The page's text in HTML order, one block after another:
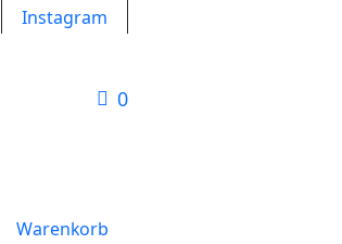
Instagram
0
Warenkorb